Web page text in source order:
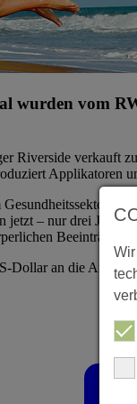
wurden vom
Riverside verkauft
Applikatoren
– nur drei Jahr
Dollar an die